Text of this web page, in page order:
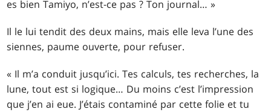
es bien Tamiyo, n’est-ce pas ? Ton journal… »
Il le lui tendit des deux mains, mais elle leva l’une des
siennes, paume ouverte, pour refuser.
« Il m’a conduit jusqu’ici. Tes calculs, tes recherches, la
lune, tout est si logique… Du moins c’est l’impression
que j’en ai eue. J’étais contaminé par cette folie et tu